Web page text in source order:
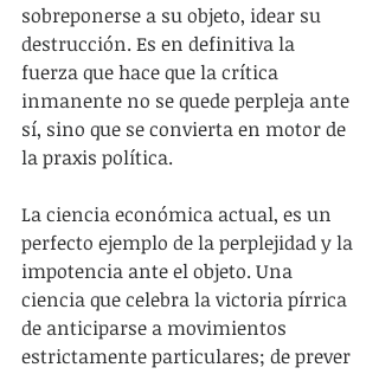
sobreponerse a su objeto, idear su
destrucción. Es en definitiva la
fuerza que hace que la crítica
inmanente no se quede perpleja ante
sí, sino que se convierta en motor de
la praxis política.
La ciencia económica actual, es un
perfecto ejemplo de la perplejidad y la
impotencia ante el objeto. Una
ciencia que celebra la victoria pírrica
de anticiparse a movimientos
estrictamente particulares; de prever